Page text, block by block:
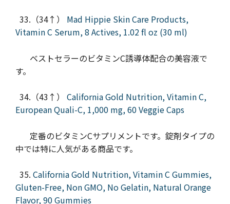
33.（34↑） Mad Hippie Skin Care Products,
Vitamin C Serum, 8 Actives, 1.02 fl oz (30 ml)
ベストセラーのビタミンC誘導体配合の美容液で
す。
34.（43↑） California Gold Nutrition, Vitamin C,
European Quali-C, 1,000 mg, 60 Veggie Caps
定番のビタミンCサプリメントです。錠剤タイプの
中では特に人気がある商品です。
35. California Gold Nutrition, Vitamin C Gummies,
Gluten-Free, Non GMO, No Gelatin, Natural Orange
Flavor, 90 Gummies